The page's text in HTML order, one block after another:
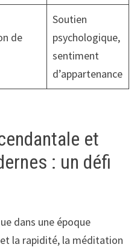
de
Soutien
psychologique,
sentiment
d’appartenance
et
: un défi
dans une époque
la rapidité, la méditation